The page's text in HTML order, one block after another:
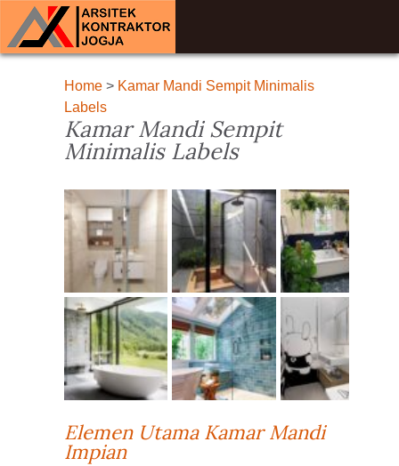
Home> Kamar Mandi Sempit Minimalis
Labels
Kamar Mandi Sempit
Minimalis Labels
Elemen Utama Kamar Mandi
Impian